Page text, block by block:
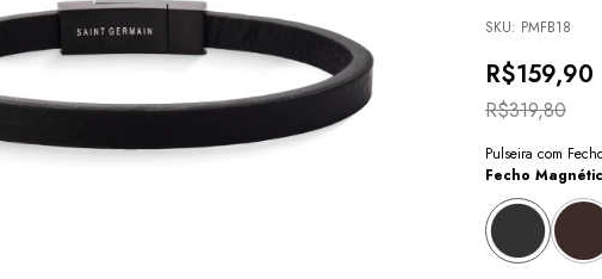
SKU: PMFB18
R$159,90
R$319,80
Pulseira com
Fecho